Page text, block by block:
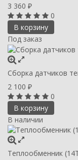
3 360 ₽
0
В корзину
Под заказ
Сборка датчиков
2 100 ₽
0
В корзину
В наличии
Теплообменник